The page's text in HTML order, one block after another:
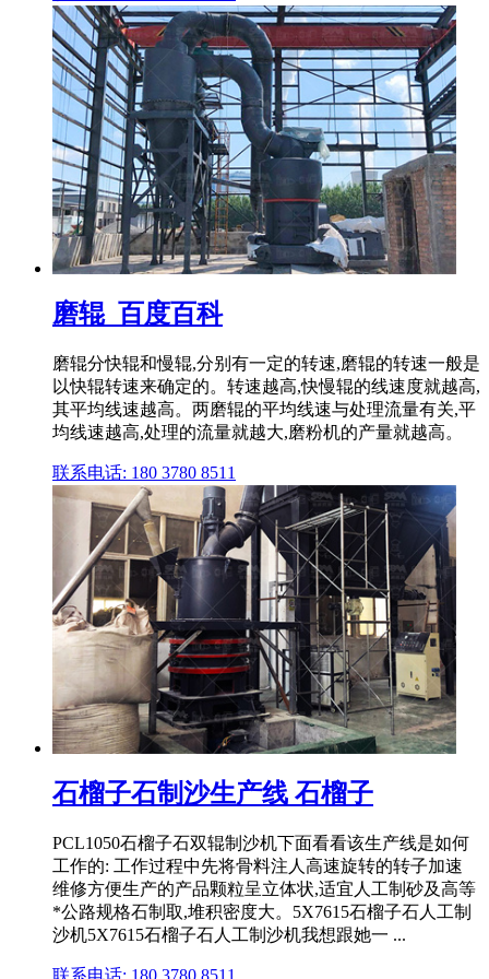
磨辊_百度百科
磨辊分快辊和慢辊,分别有一定的转速,磨辊的转速一般是
以快辊转速来确定的。转速越高,快慢辊的线速度就越高,
其平均线速越高。两磨辊的平均线速与处理流量有关,平
均线速越高,处理的流量就越大,磨粉机的产量就越高。
联系电话: 180 3780 8511
石榴子石制沙生产线 石榴子
PCL1050石榴子石双辊制沙机下面看看该生产线是如何
工作的: 工作过程中先将骨料注人高速旋转的转子加速
维修方便生产的产品颗粒呈立体状,适宜人工制砂及高等
*公路规格石制取,堆积密度大。5X7615石榴子石人工制
沙机5X7615石榴子石人工制沙机我想跟她一 ...
联系电话: 180 3780 8511